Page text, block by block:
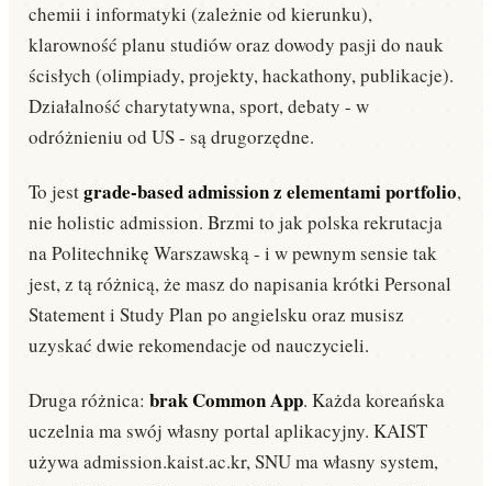
chemii i informatyki (zależnie od kierunku),
klarowność planu studiów oraz dowody pasji do nauk
ścisłych (olimpiady, projekty, hackathony, publikacje).
Działalność charytatywna, sport, debaty - w
odróżnieniu od US - są drugorzędne.
To jestgrade-based admission z elementami portfolio,
nie holistic admission. Brzmi to jak polska rekrutacja
na Politechnikę Warszawską - i w pewnym sensie tak
jest, z tą różnicą, że masz do napisania krótki Personal
Statement i Study Plan po angielsku oraz musisz
uzyskać dwie rekomendacje od nauczycieli.
Druga różnica: brak Common App. Każda koreańska
uczelnia ma swój własny portal aplikacyjny. KAIST
używa admission.kaist.ac.kr, SNU ma własny system,